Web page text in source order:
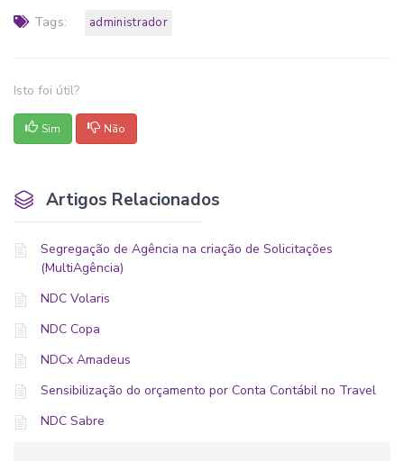
Tags: administrador
Isto foi útil?
Sim Não
Artigos Relacionados
Segregação de Agência na criação de Solicitações
(MultiAgência)
NDC Volaris
NDC Copa
NDCx Amadeus
Sensibilização do orçamento por Conta Contábil no Travel
NDC Sabre